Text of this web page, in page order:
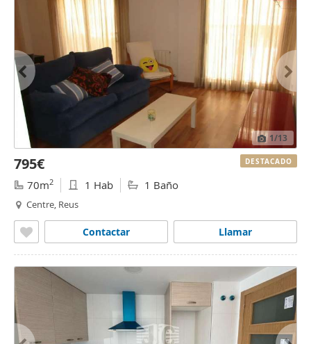
1/13
795€
70m2 1 Hab 1 Baño
Centre, Reus
Llamar
Contactar
DESTACADO